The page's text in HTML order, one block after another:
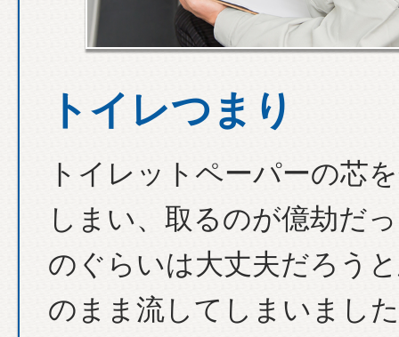
トイレつまり
トイレットペーパーの芯
しまい、取るのが億劫だ
のぐらいは大丈夫だろう
のまま流してしまいまし